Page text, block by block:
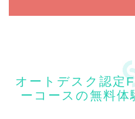
オートデスク認定
ーコースの無料体